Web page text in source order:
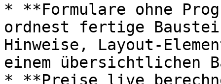
* **Formulare ohne
ordnest fertige
Hinweise, Layout-
einem übersichtlichen
* **Preise live